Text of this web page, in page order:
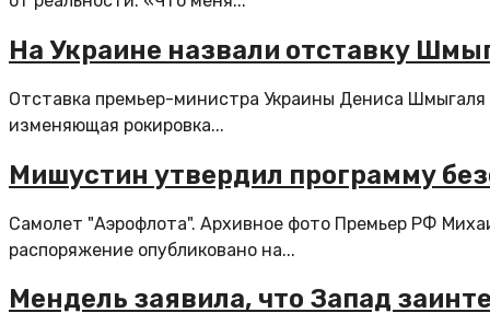
На Украине назвали отставку
Отставка премьер-министра Украины Дениса Шмыгаля
изменяющая рокировка...
Мишустин утвердил программу
Самолет "Аэрофлота". Архивное фото Премьер РФ
распоряжение опубликовано на...
Мендель заявила, что Запад